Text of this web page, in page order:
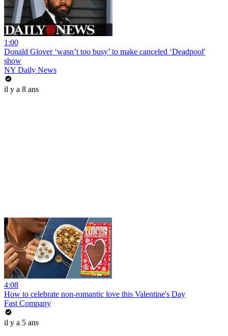
1:00
Donald Glover ‘wasn’t too busy’ to make canceled ‘Deadpool'
show
NY Daily News
il y a 8 ans
4:08
How to celebrate non-romantic love this Valentine's Day
Fast Company
il y a 5 ans